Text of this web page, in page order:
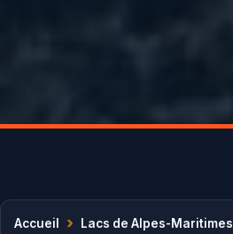
Accueil › Lacs de Alpes-Maritimes